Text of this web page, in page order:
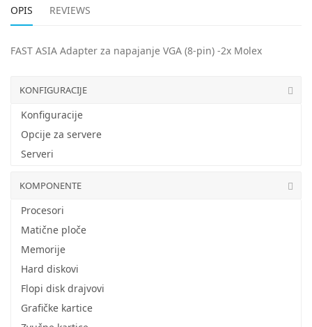
OPIS REVIEWS
FAST ASIA Adapter za napajanje VGA (8-pin) -2x Molex
KONFIGURACIJE
Konfiguracije
Opcije za servere
Serveri
KOMPONENTE
Procesori
Matične ploče
Memorije
Hard diskovi
Flopi disk drajvovi
Grafičke kartice